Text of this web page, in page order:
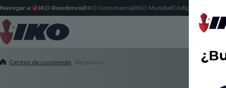
Navegar a: IKO ResidencialIKO CommercialIKO MundialCódigo Postal
Centro de contenido Negocios